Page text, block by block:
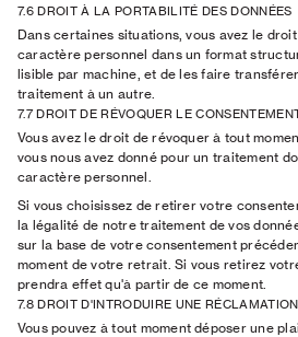
7.6 DROIT À LA PORTABILITÉ DES DONNÉES
Dans certaines situations, vous avez le
caractère personnel dans un format
lisible par machine, et de les faire
traitement à un autre.
7.7 DROIT DE RÉVOQUER LE
Vous avez le droit de révoquer à tout
vous nous avez donné pour un traitement
caractère personnel.
Si vous choisissez de retirer votre
la légalité de notre traitement de vos
sur la base de votre consentement
moment de votre retrait. Si vous retirez
prendra effet qu'à partir de ce moment.
7.8 DROIT D'INTRODUIRE UNE RÉCLAMATION
Vous pouvez à tout moment déposer une